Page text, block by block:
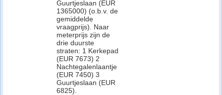
Guurtjeslaan (EUR
1365000) (o.b.v. de
gemiddelde
vraagprijs). Naar
meterprijs zijn de
drie duurste
straten: 1 Kerkepad
(EUR 7673) 2
Nachtegalenlaantje
(EUR 7450) 3
Guurtjeslaan (EUR
6825).